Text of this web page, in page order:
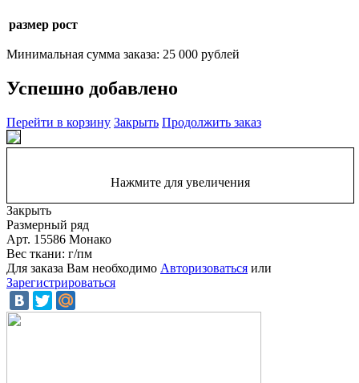
размер рост
Минимальная сумма заказа: 25 000 рублей
Успешно добавлено
Перейти в корзину Закрыть Продолжить заказ
Нажмите для увеличения
Закрыть
Размерный ряд
Арт. 15586 Монако
Вес ткани: г/пм
Для заказа Вам необходимо Авторизоваться или
Зарегистрироваться